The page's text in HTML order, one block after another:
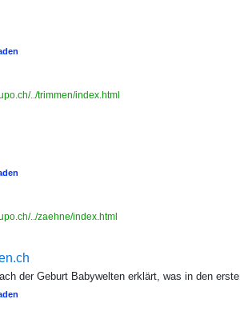
../trimmen/index.html
../zaehne/index.html
der Geburt Babywelten erklärt, was in den